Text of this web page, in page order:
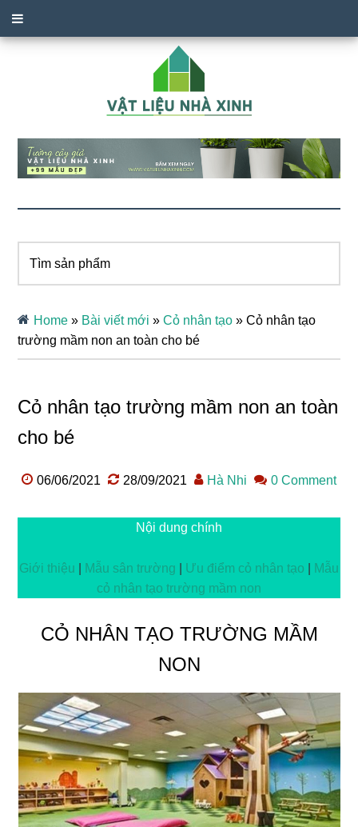
sản
Home » Bài viết mới »Cỏ nhân tạo »Cỏ nhân tạo
trường mầm non an toàn cho bé
Cỏ nhân tạo trường mầm non an toàn
cho bé
06/06/2021 28/09/2021 Hà Nhi 0 Comment
Nội dung chính
Giới thiệu Mẫu sân trường Ưu điểm cỏ nhân tạo
Mẫu
cỏ nhân tạo trường mầm non
CỎ NHÂN TẠO TRƯỜNG MẦM
NON